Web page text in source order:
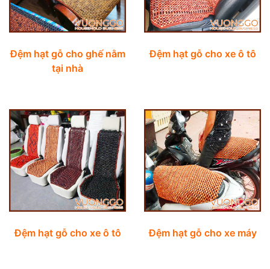
Đệm hạt gỗ cho ghế nằm
tại nhà
Đệm hạt gỗ cho xe ô tô
Đệm hạt gỗ cho xe ô tô Đệm hạt gỗ cho xe máy